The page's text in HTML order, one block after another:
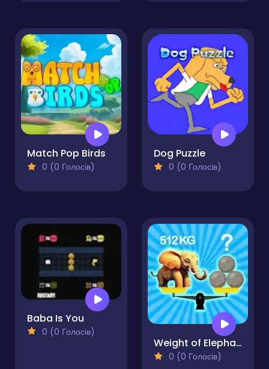
Match Pop Birds
0 (0 Голосів)
Dog Puzzle
0 (0 Голосів)
Baba Is You
0 (0 Голосів)
Weight of Elephants
0 (0 Голосів)